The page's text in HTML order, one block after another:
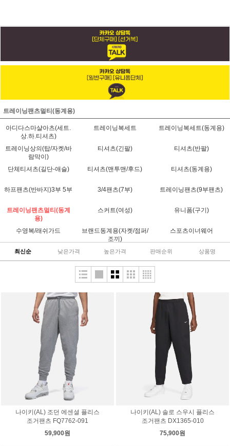
트레이닝팬츠멀티(동계용)
아디다스마샬아츠(세트.
상.하.티셔츠)
트레이닝복세트 트레이닝복세트(동계용)
트레이닝상의(탑/자켓/바
람막이)
티셔츠(긴팔) 티셔츠(반팔)
단체티셔츠(길단-애슬) 티셔츠(맨투맨/후드) 티셔츠(동계용)
하프팬츠(반바지)3부 5부 3/4팬츠(7부) 트레이닝팬츠(9부팬츠)
트레이닝팬츠멀티(동계
용)
스커트(여성) 유니폼(구기)
수영복/래쉬가드
브랜드동계용(자켓/점퍼/
조끼)
스포츠이너웨어
최신순 낮은가격 높은가격 판매순위 상품명
나이키(AL) 조던 에센셜 플리스
조거팬츠 FQ7762-091
59,900원
나이키(AL) 솔로 스우시 플리스
조거팬츠 DX1365-010
75,900원